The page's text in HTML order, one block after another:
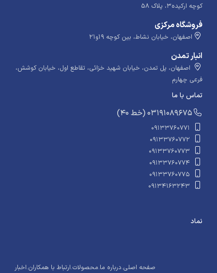
کوچه ارکیده۳، پلاک ۵۸
فروشگاه مرکزی
اصفهان، خیابان نشاط، بین کوچه ۱۹و۲۱
انبار تمدن
اصفهان، پل تمدن، خیابان شهید خزائی، تقاطع اول، خیابان کوشش،
فرعی چهارم
تماس با ما
​​​ (40 خط) 03191089675
09133760771
09133760772
09133760773
09133760774
09133760775
09134163243
نماد
صفحه اصلی.درباره ما.محصولات.ارتباط با همکاران.اخبار